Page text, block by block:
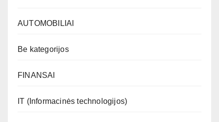
AUTOMOBILIAI
Be kategorijos
FINANSAI
IT (Informacinės technologijos)